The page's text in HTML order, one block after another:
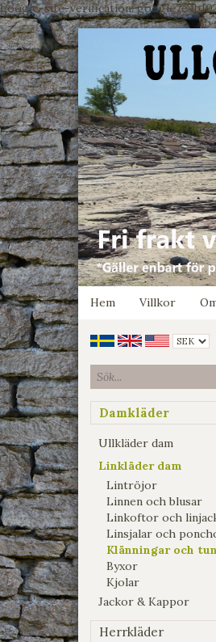
google-site-verification:
Hem
Villkor
Damkläder
Ullkläder dam
Linkläder dam
Lintröjor
Linnen och blusar
Linkoftor och
Linsjalar och
Klänningar och
Byxor
Kjolar
Jackor & Kappor
Herrkläder